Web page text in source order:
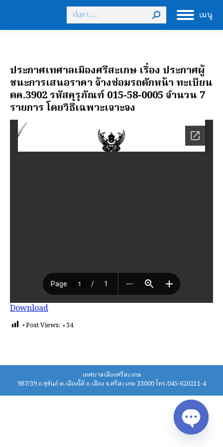
เมนู
Search:
ประกาศเทศาลเมืองศรีสะเกษ เรื่อง ประกาศผู้
ชนะการเสนอราคา จ้างซ่อมรถตักหน้า ทะเบียน
ตค.3902 รหัสคุรุภัณฑ์ 015-58-0005 จำนวน 7
รายการ โดยวิธีเฉพาะเจาะจง
Download
Post Views: 34
เทศบาลเมืองศรีสะเกษ
987/39 ถ.ขุขันธ์ ต.เมืองใต้ อ.เมือง จ.ศรีสะเกษ 33000 โทร.045-620211-4